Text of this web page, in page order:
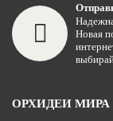
Новая
ОРХИДЕИ МИРА